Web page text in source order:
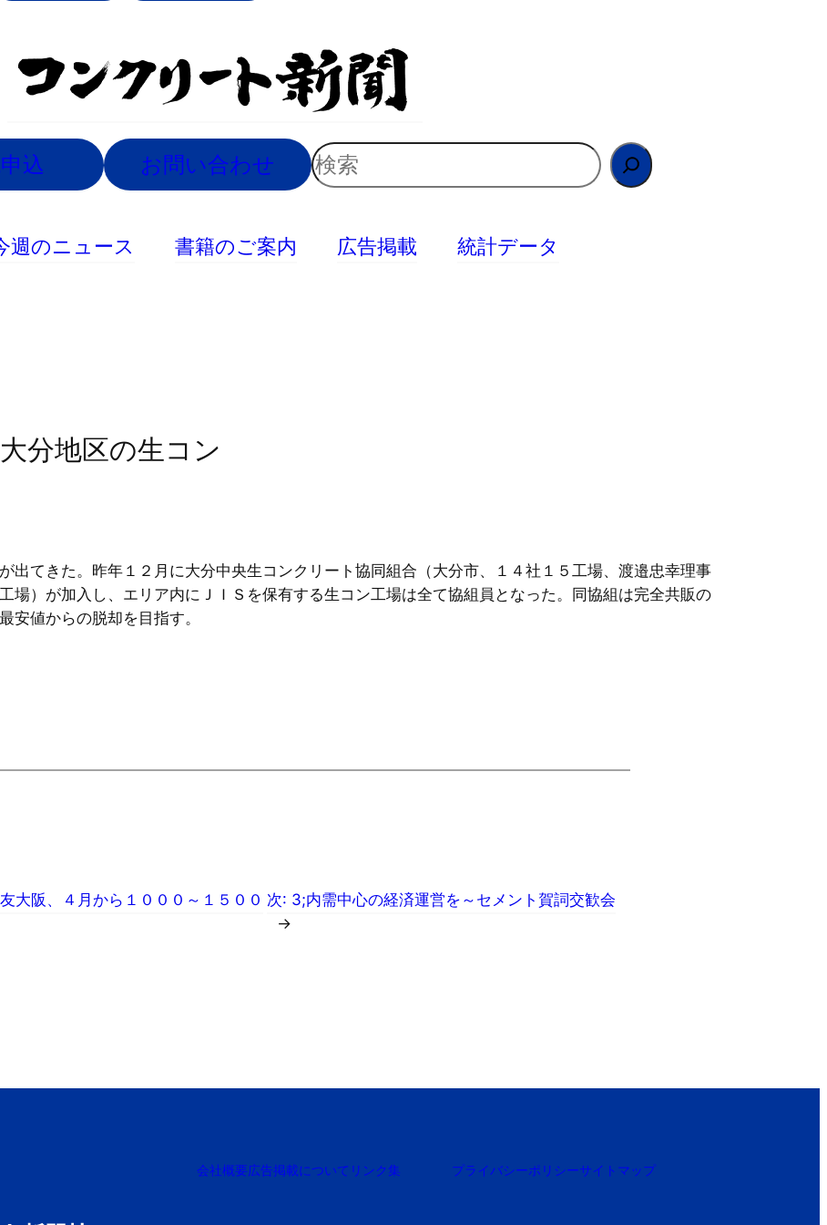
込 お問い合わせ
検
索
週のニュース 書籍のご案内 広告掲載 統計データ
分地区の生コン
てきた。昨年１２月に大分中央生コンクリート協同組合（大分市、１４社１５工場、渡邉忠幸理事
場）が加入し、エリア内にＪＩＳを保有する生コン工場は全て協組員となった。同協組は完全共販の
安値からの脱却を目指す。
大阪、４月から１０００～１５００ 次: 3;内需中心の経済運営を～セメント賀詞交歓会
→
会社概要広告掲載について リンク集 プライバシーポリシーサイトマップ